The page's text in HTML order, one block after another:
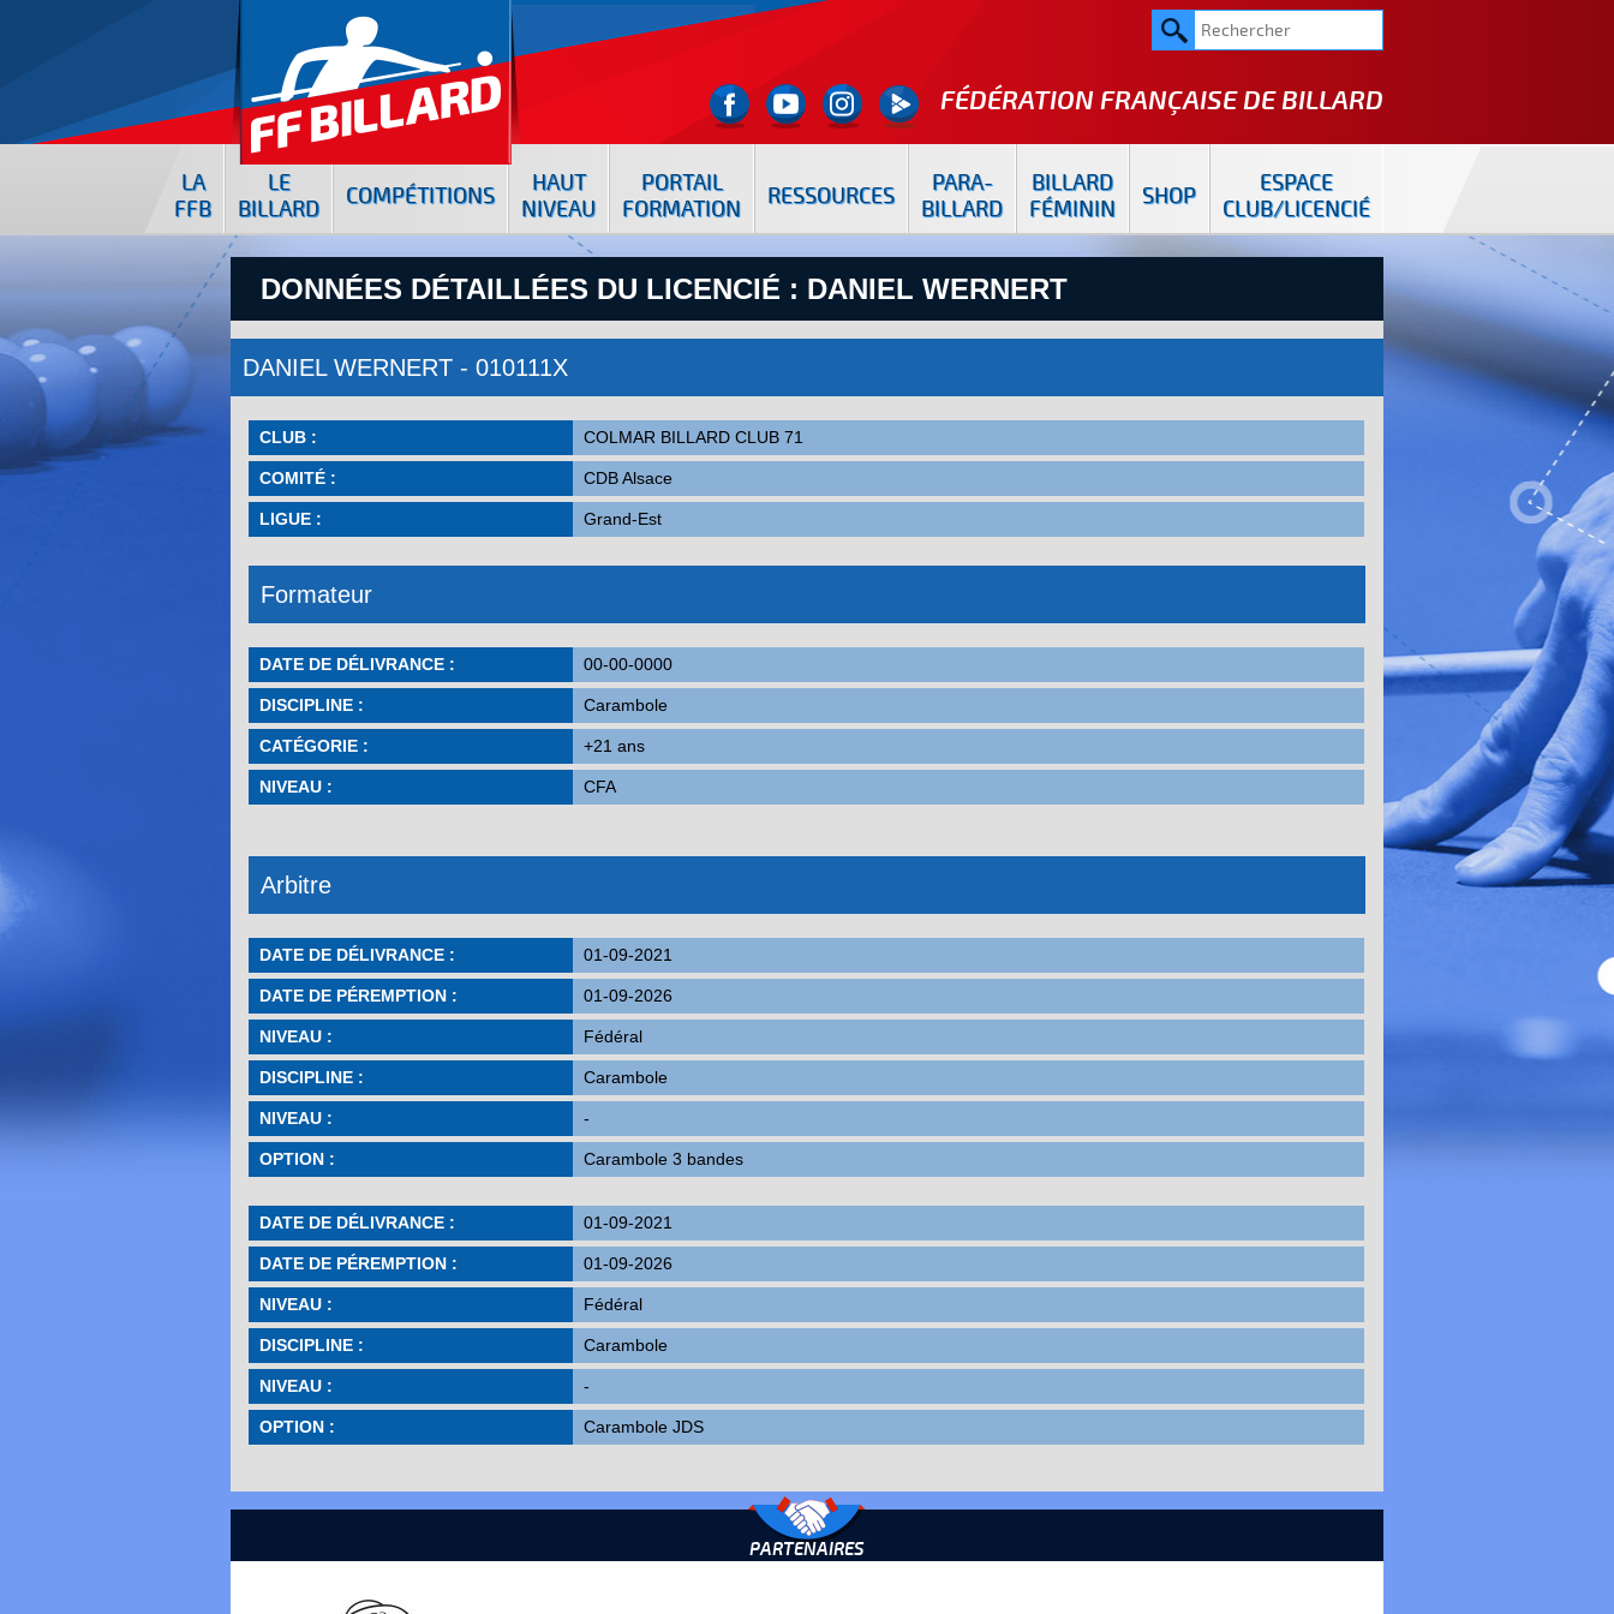
FÉDÉRATION FRANÇAISE DEBILLARD
LA
FFB
LE
BILLARD
COMPÉTITIONS
HAUT
NIVEAU
PORTAIL
FORMATION
RESSOURCES
PARA-
BILLARD
BILLARD
FÉMININ
SHOP
ESPACE
CLUB/LICENCIÉ
DONNÉES DÉTAILLÉES DU LICENCIÉ : DANIEL WERNERT
DANIEL WERNERT - 010111X
CLUB : COLMAR BILLARD CLUB 71
COMITÉ : CDB Alsace
LIGUE : Grand-Est
Formateur
DATE DE DÉLIVRANCE : 00-00-0000
DISCIPLINE : Carambole
CATÉGORIE : +21 ans
NIVEAU : CFA
Arbitre
DATE DE DÉLIVRANCE : 01-09-2021
DATE DE PÉREMPTION : 01-09-2026
NIVEAU : Fédéral
DISCIPLINE : Carambole
NIVEAU : -
OPTION : Carambole 3 bandes
DATE DE DÉLIVRANCE : 01-09-2021
DATE DE PÉREMPTION : 01-09-2026
NIVEAU : Fédéral
DISCIPLINE : Carambole
NIVEAU : -
OPTION : Carambole JDS
PARTENAIRES